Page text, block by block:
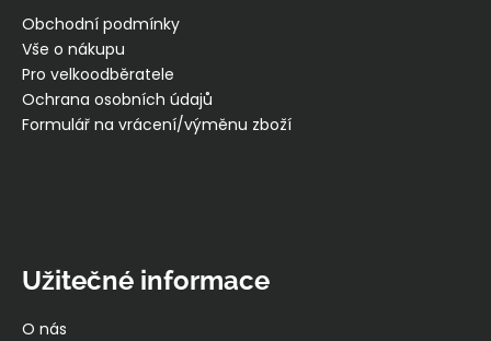
Obchodní podmínky
Vše o nákupu
Pro velkoodběratele
Ochrana osobních údajů
Formulář na vrácení/výměnu zboží
Užitečné informace
O nás